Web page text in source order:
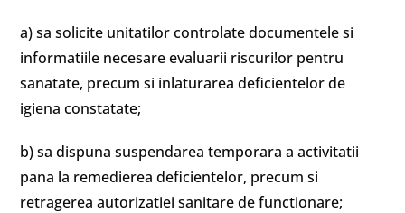
a) sa solicite unitatilor controlate documentele si
informatiile necesare evaluarii riscuri!or pentru
sanatate, precum si inlaturarea deficientelor de
igiena constatate;
b) sa dispuna suspendarea temporara a activitatii
pana la remedierea deficientelor, precum si
retragerea autorizatiei sanitare de functionare;